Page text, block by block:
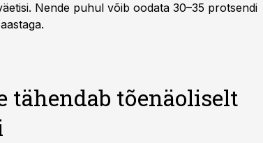
Nende puhul võib oodata 30–35 protsendi
tähendab tõenäoliselt